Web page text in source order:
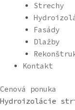
Strechy
Fasády
Dlažby
Kontakt
Cenová ponuka
Hydroizolácie